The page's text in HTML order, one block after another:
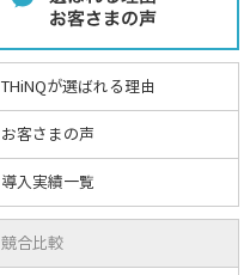
THiNQが選ばれる理由
お客さまの声
導入実績一覧
競合比較